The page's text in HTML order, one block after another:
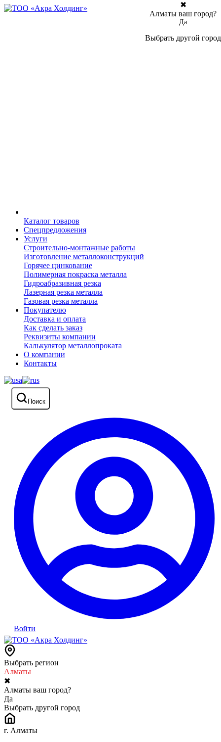
Каталог товаров
Спецпредложения
Услуги
Строительно-монтажные работы
Изготовление металлоконструкций
Горячее цинкование
Полимерная покраска металла
Гидроабразивная резка
Лазерная резка металла
Газовая резка металла
Покупателю
Доставка и оплата
Как сделать заказ
Реквизиты компании
Калькулятор металлопроката
О компании
Контакты
Поиск
Войти
Выбрать регион
Алматы
✖
Алматы ваш город?
Да
Выбрать другой город
г. Алматы
✖
Алматы ваш город?
Да
Выбрать другой город